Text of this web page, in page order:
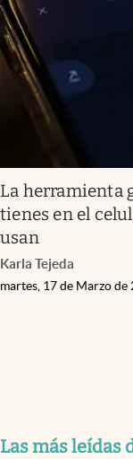
Clima
Espiritualidad
Mediakit
abre en nueva pestaña
La herramienta
tienes en el
usan
Karla Tejeda
martes, 17 de Marzo de
Las más leídas